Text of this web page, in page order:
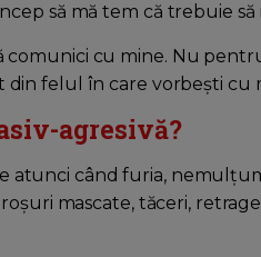
să mă tem că trebuie
comunici cu mine. Nu
felul în care vorbești cu
agresivă?
atunci când furia,
mascate, tăceri,